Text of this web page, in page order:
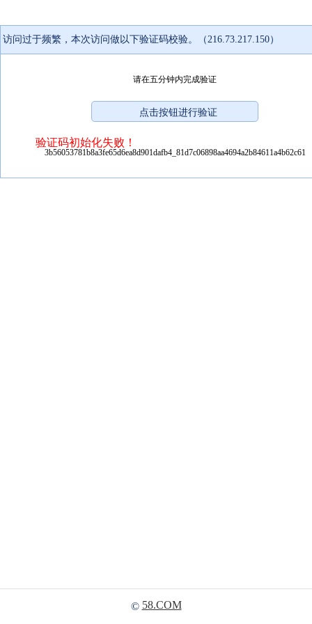
访问过于频繁，本次访问做以下验证码校验。（216.73.217.150）
请在五分钟内完成验证
验证码初始化失败！
3b56053781b8a3fe65d6ea8d901dafb4_81d7c06898aa4694a2b84611a4b62c61
© 58.COM